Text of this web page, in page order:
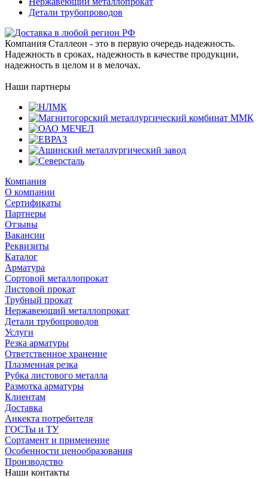
Детали трубопроводов
Компания Сталлеон - это в первую очередь надежность.
Надежность в сроках, надежность в качестве продукции,
надежность в целом и в мелочах.
Наши партнеры
Компания
О компании
Сертификаты
Партнеры
Отзывы
Вакансии
Реквизиты
Каталог
Арматура
Сортовой металлопрокат
Листовой прокат
Трубный прокат
Нержавеющий металлопрокат
Детали трубопроводов
Услуги
Резка арматуры
Ответственное хранение
Плазменная резка
Рубка листового металла
Размотка арматуры
Клиентам
Доставка
Анкекта потребителя
ГОСТы и ТУ
Сортамент и применение
Особенности ценообразования
Производство
Наши контакты